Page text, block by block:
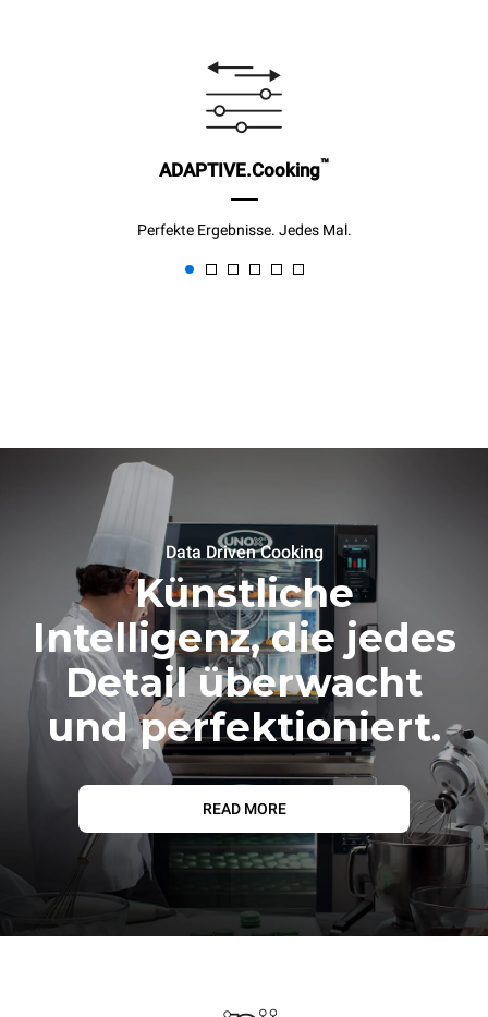
ADAPTIVE.Cooking™
Perfekte Ergebnisse. Jedes Mal.
Data Driven Cooking
Künstliche
Intelligenz, die jedes
Detail überwacht
und perfektioniert.
READ MORE